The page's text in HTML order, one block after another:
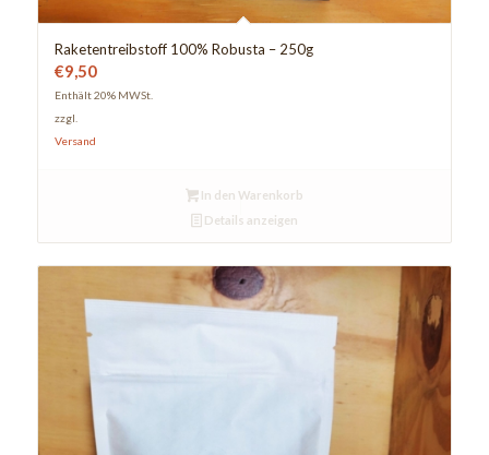
Raketentreibstoff 100% Robusta – 250g
€9,50
Enthält 20% MWSt.
zzgl.
Versand
In den Warenkorb
Details anzeigen